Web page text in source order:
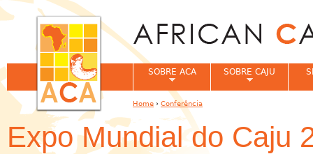
Expo Mundial do Caju
SOBRE ACA SOBRE CAJU
You are here
Home › Conferência